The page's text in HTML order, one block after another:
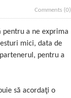
Comments (0)
pentru a ne exprima
mici, data de
pentru a
să acordaţi o